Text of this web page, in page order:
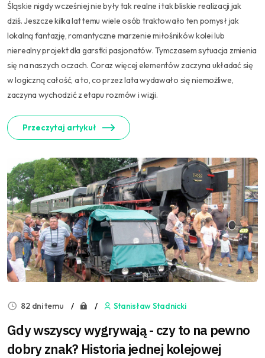
Śląskie nigdy wcześniej nie były tak realne i tak bliskie realizacji jak
dziś. Jeszcze kilka lat temu wiele osób traktowało ten pomysł jak
lokalną fantazję, romantyczne marzenie miłośników kolei lub
nierealny projekt dla garstki pasjonatów. Tymczasem sytuacja zmienia
się na naszych oczach. Coraz więcej elementów zaczyna układać się
w logiczną całość, a to, co przez lata wydawało się niemożliwe,
zaczyna wychodzić z etapu rozmów i wizji.
Przeczytaj artykuł
82 dni temu Stanisław Stadnicki
Gdy wszyscy wygrywają - czy to na pewno
dobry znak? Historia jednej kolejowej